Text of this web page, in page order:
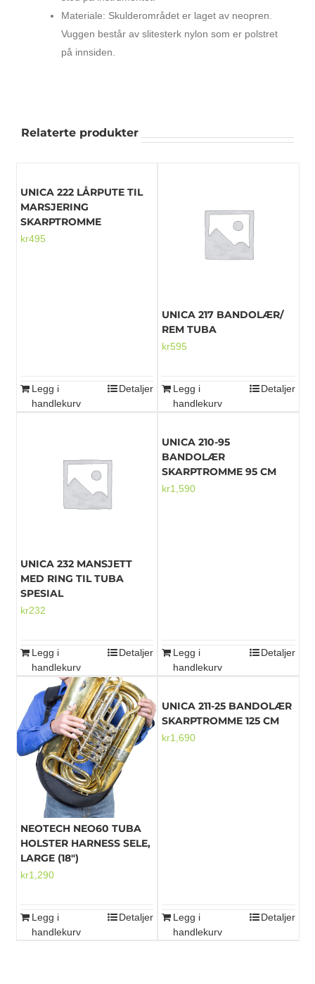
Materiale: Skulderområdet er laget av neopren.
Vuggen består av slitesterk nylon som er polstret
på innsiden.
Relaterte produkter
UNICA 222 LÅRPUTE TIL
MARSJERING
SKARPTROMME
kr495
Legg i
handlekurv
Detaljer
UNICA 217 BANDOLÆR/
REM TUBA
kr595
Legg i
handlekurv
Detaljer
UNICA 232 MANSJETT
MED RING TIL TUBA
SPESIAL
kr232
Legg i
handlekurv
Detaljer
UNICA 210-95
BANDOLÆR
SKARPTROMME 95 CM
kr1,590
Legg i
handlekurv
Detaljer
NEOTECH NEO60 TUBA
HOLSTER HARNESS SELE,
LARGE (18″)
kr1,290
Legg i
handlekurv
Detaljer
UNICA 211-25 BANDOLÆR
SKARPTROMME 125 CM
kr1,690
Legg i
handlekurv
Detaljer